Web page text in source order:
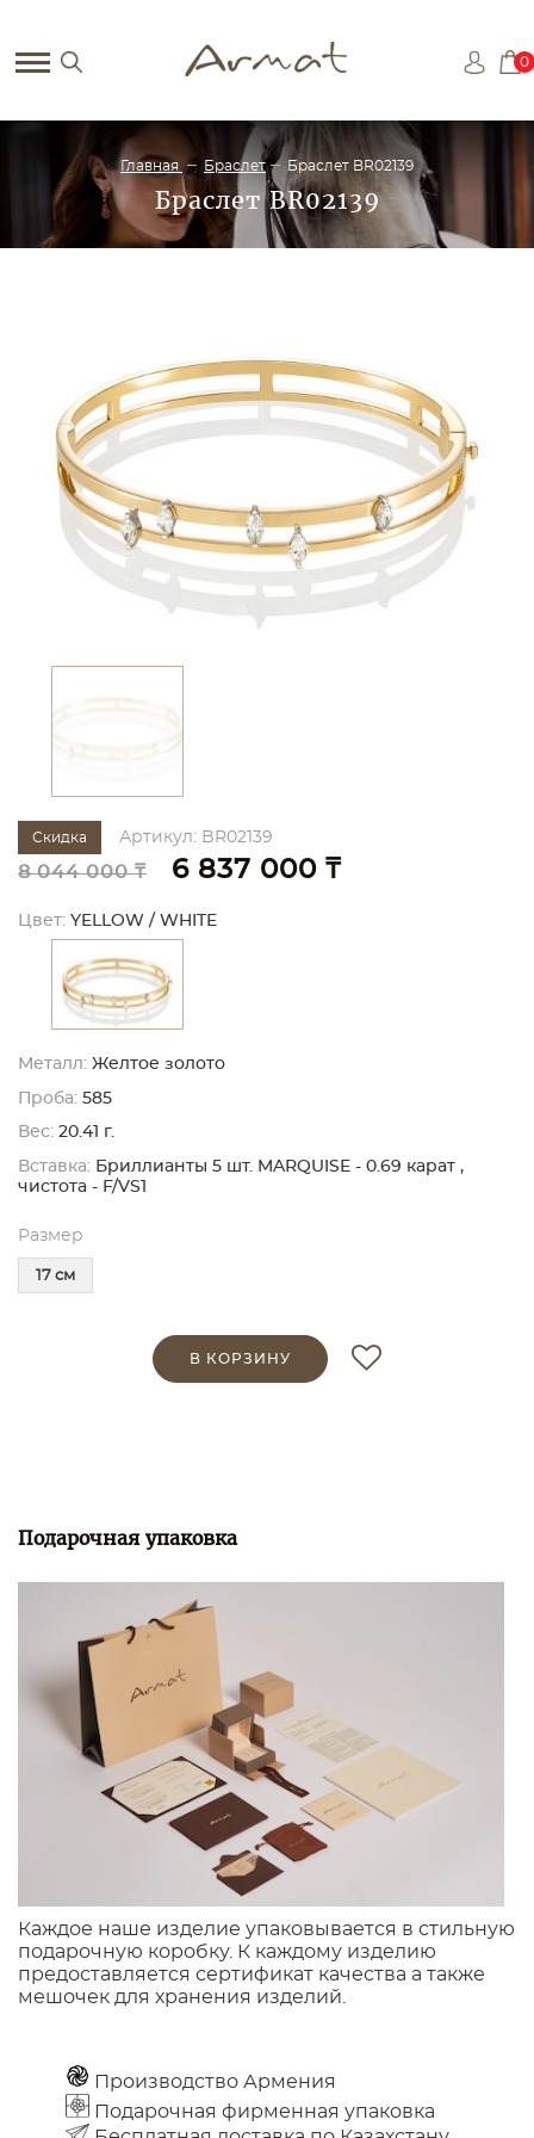
0
Главная Браслет Браслет BR02139
Браслет BR02139
Скидка Артикул: BR02139
8 044 000 ₸ 6 837 000 ₸
Цвет: YELLOW / WHITE
Металл: Желтое золото
Проба: 585
Вес: 20.41 г.
Вставка: Бриллианты 5 шт. MARQUISE - 0.69 карат ,
чистота - F/VS1
Размер
17 см
В КОРЗИНУ
Подарочная упаковка
Каждое наше изделие упаковывается в стильную
подарочную коробку. К каждому изделию
предоставляется сертификат качества а также
мешочек для хранения изделий.
Производство Армения
Подарочная фирменная упаковка